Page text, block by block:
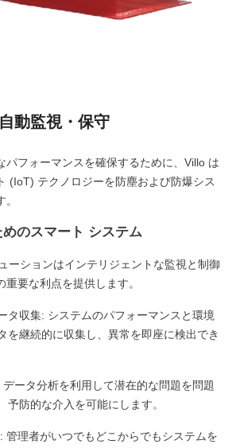
動監視・保守
パフォーマンスを確保するために、Villo は
(IoT) テクノロジーを防塵および防爆シス
のスマート システム
ーションはインテリジェントな監視と制御
要な利点を提供します。
タ収集: システムのパフォーマンスと環境
を継続的に収集し、異常を即座に検出でき
ータ分析を利用して潜在的な問題を問題
予防的な介入を可能にします。
管理者がいつでもどこからでもシステムを